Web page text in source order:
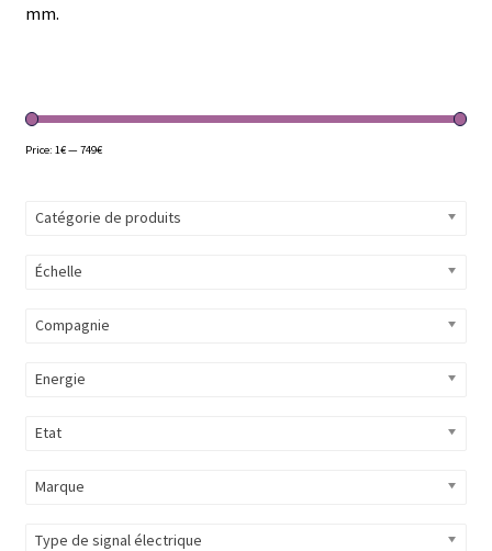
mm.
Price: 1€—749€
Catégorie de produits
Échelle
Compagnie
Energie
Etat
Marque
Type de signal électrique